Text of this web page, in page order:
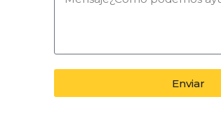
Enviar